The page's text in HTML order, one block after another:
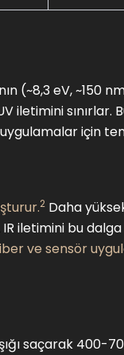
(~8,3 eV, ~150
iletimini sınırlar.
için
2 Daha
iletimini bu
ve sensör
saçarak 400-